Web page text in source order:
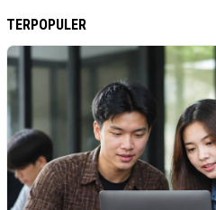
TERPOPULER